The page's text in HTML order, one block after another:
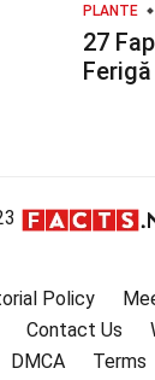
PLANTE
27
Ferigă
Policy
Contact Us
DMCA Terms